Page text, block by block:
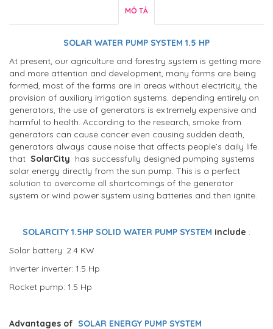
MÔ TẢ
SOLAR WATER PUMP SYSTEM 1.5 HP
At present, our agriculture and forestry system is getting more
and more attention and development, many farms are being
formed, most of the farms are in areas without electricity, the
provision of auxiliary irrigation systems. depending entirely on
generators, the use of generators is extremely expensive and
harmful to health. According to the research, smoke from
generators can cause cancer even causing sudden death,
generators always cause noise that affects people’s daily life.
that SolarCity has successfully designed pumping systems
solar energy directly from the sun pump. This is a perfect
solution to overcome all shortcomings of the generator
system or wind power system using batteries and then ignite.
SOLARCITY 1.5HP SOLID WATER PUMP SYSTEM include :
Solar battery: 2.4 KW
Inverter inverter: 1.5 Hp
Rocket pump: 1.5 Hp
Advantages of SOLAR ENERGY PUMP SYSTEM